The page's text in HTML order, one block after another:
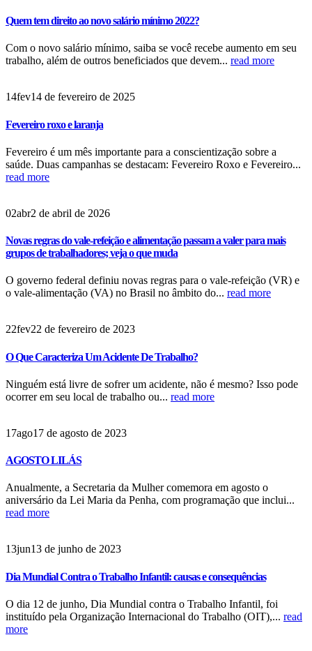
Quem tem direito ao novo salário mínimo 2022?
Com o novo salário mínimo, saiba se você recebe aumento em seu
trabalho, além de outros beneficiados que devem... read more
14fev14 de fevereiro de 2025
Fevereiro roxo e laranja
Fevereiro é um mês importante para a conscientização sobre a
saúde. Duas campanhas se destacam: Fevereiro Roxo e Fevereiro...
read more
02abr2 de abril de 2026
Novas regras do vale‑refeição e alimentação passam a valer para mais
grupos de trabalhadores; veja o que muda
O governo federal definiu novas regras para o vale-refeição (VR) e
o vale-alimentação (VA) no Brasil no âmbito do... read more
22fev22 de fevereiro de 2023
O Que Caracteriza Um Acidente De Trabalho?
Ninguém está livre de sofrer um acidente, não é mesmo? Isso pode
ocorrer em seu local de trabalho ou... read more
17ago17 de agosto de 2023
AGOSTO LILÁS
Anualmente, a Secretaria da Mulher comemora em agosto o
aniversário da Lei Maria da Penha, com programação que inclui...
read more
13jun13 de junho de 2023
Dia Mundial Contra o Trabalho Infantil: causas e consequências
O dia 12 de junho, Dia Mundial contra o Trabalho Infantil, foi
instituído pela Organização Internacional do Trabalho (OIT),... read
more